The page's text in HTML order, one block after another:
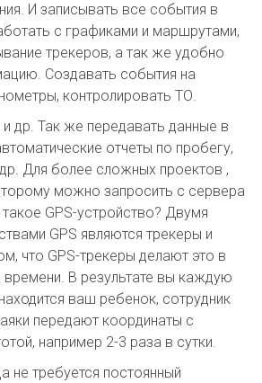
И записывать все события в
с графиками и маршрутами,
трекеров, а так же удобно
Создавать события на
контролировать ТО.
др. Так же передавать данные в
отчеты по пробегу,
Для более сложных проектов ,
можно запросить с сервера
GPS-устройство? Двумя
GPS являются трекеры и
что GPS-трекеры делают это в
В результате вы каждую
ваш ребенок, сотрудник
передают координаты с
например 2-3 раза в сутки.
не требуется постоянный